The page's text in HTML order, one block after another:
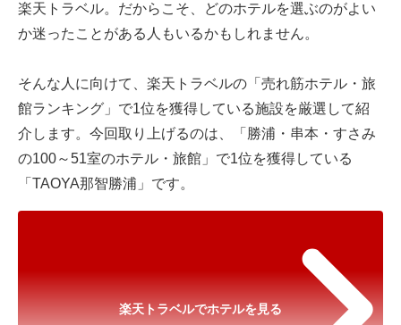
楽天トラベル。だからこそ、どのホテルを選ぶのがよい
か迷ったことがある人もいるかもしれません。
そんな人に向けて、 楽天トラベルの「売れ筋ホテル・旅
館ランキング」で1位を獲得している施設を厳選して紹
介します。今回取り上げるのは、「勝浦・串本・すさみ
の100～51室のホテル・旅館」で1位を獲得している
「TAOYA那智勝浦」です。
楽天トラベルでホテルを見る